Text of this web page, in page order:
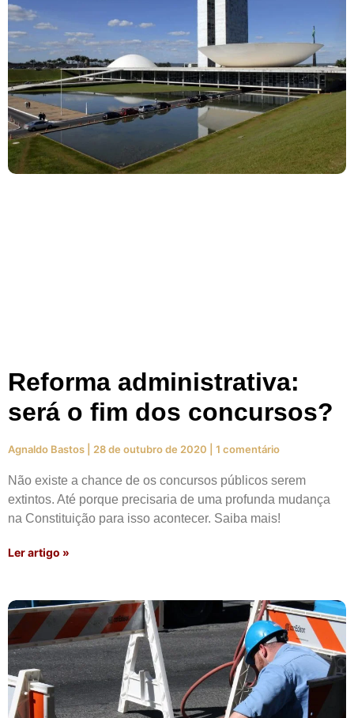
Reforma administrativa:
será o fim dos concursos?
Agnaldo Bastos 28 de outubro de 2020 1 comentário
Não existe a chance de os concursos públicos serem
extintos. Até porque precisaria de uma profunda mudança
na Constituição para isso acontecer. Saiba mais!
Ler artigo »